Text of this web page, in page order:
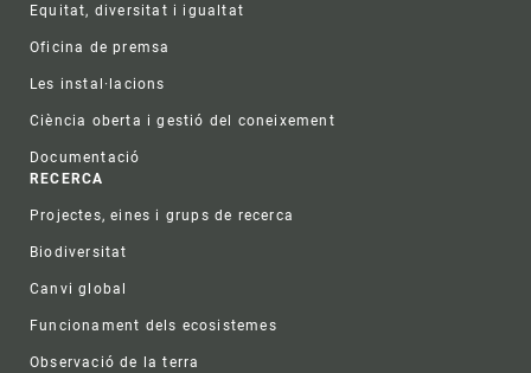
Equitat, diversitat i igualtat
Oficina de premsa
Les instal·lacions
Ciència oberta i gestió del coneixement
Documentació
RECERCA
Projectes, eines i grups de recerca
Biodiversitat
Canvi global
Funcionament dels ecosistemes
Observació de la terra